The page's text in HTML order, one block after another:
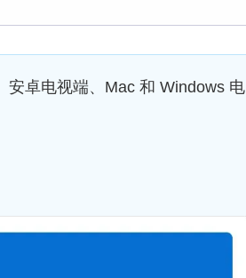
安卓电视端、Mac 和 Windows 电